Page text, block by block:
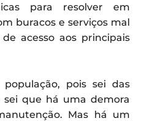
para resolver em
buracos e serviços mal
acesso aos principais
pois sei das
sei que há uma demora
Mas há um